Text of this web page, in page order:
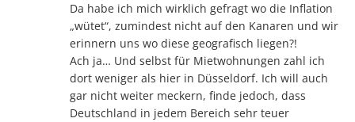
Da habe ich mich wirklich gefragt wo die Inflation
„wütet“, zumindest nicht auf den Kanaren und wir
erinnern uns wo diese geografisch liegen?!
Ach ja… Und selbst für Mietwohnungen zahl ich
dort weniger als hier in Düsseldorf. Ich will auch
gar nicht weiter meckern, finde jedoch, dass
Deutschland in jedem Bereich sehr teuer